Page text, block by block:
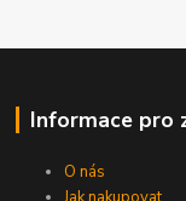
Informace pro
O nás